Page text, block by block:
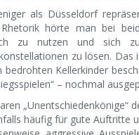
als Düsseldorf
hörte man bei
zu nutzen und sich
zu lösen.
bedrohten Kellerkinder
– nochmal
„Unentschiedenkönige“
häufig für gute Auftritte